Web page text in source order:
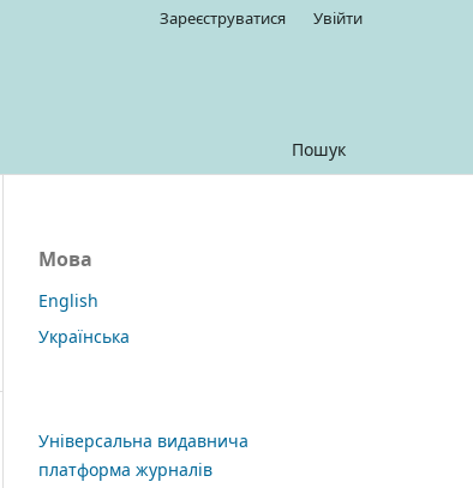
Пошук
Зареєструватися Увійти
Мова
English
Українська
Універсальна видавнича
платформа журналів